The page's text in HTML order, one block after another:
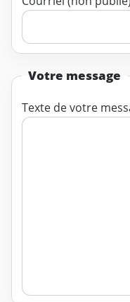
Votre message